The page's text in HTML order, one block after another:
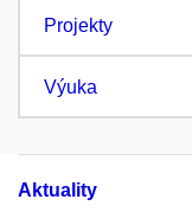
Projekty
Výuka
Aktuality